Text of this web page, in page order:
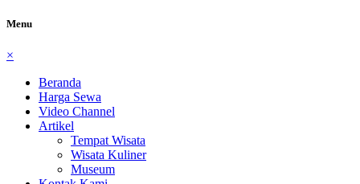
Menu
×
Beranda
Harga Sewa
Video Channel
Artikel
Tempat Wisata
Wisata Kuliner
Museum